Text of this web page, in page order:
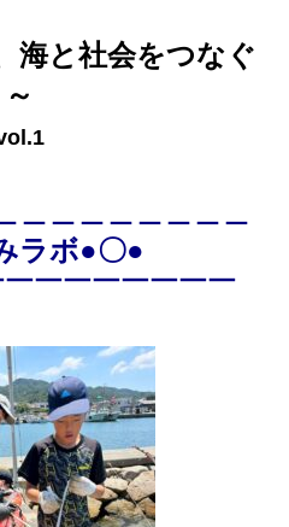
海と社会をつなぐ
～
ラボ●〇●
￣￣￣￣￣￣￣